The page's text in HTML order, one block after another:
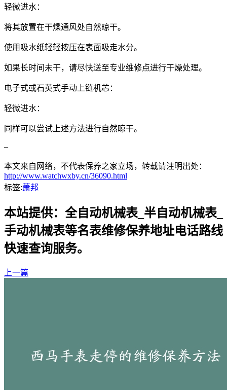
轻微进水：
将其放置在干燥通风处自然晾干。
使用吸水纸轻轻按压在表面吸走水分。
如果长时间未干，请尽快送至专业维修点进行干燥处理。
电子式或石英式手动上链机芯：
轻微进水：
同样可以尝试上述方法进行自然晾干。
–
本文来自网络，不代表保养之家立场，转载请注明出处：
http://www.watchwxby.cn/36090.html
标签:萧邦
本站提供：全自动机械表_半自动机械表_
手动机械表等名表维修保养地址电话路线
快速查询服务。
上一篇